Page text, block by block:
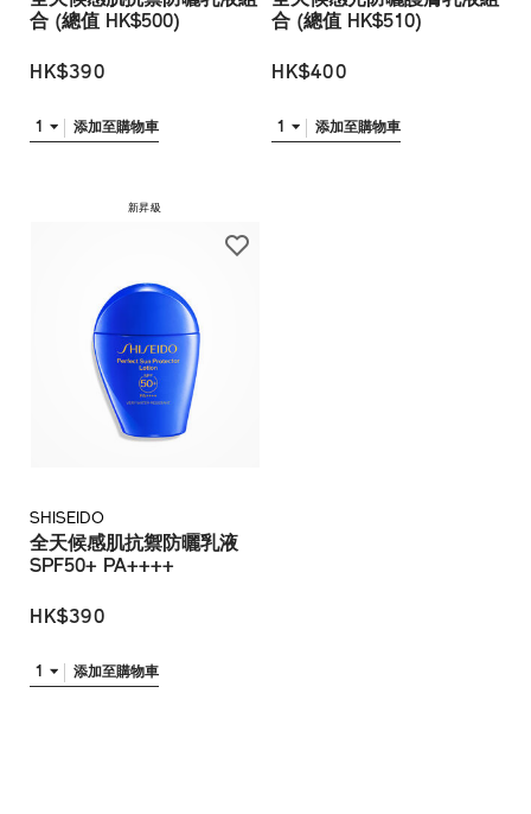
合 (總值 HK$500)
HK$390
1 添加至購物車
合 (總值 HK$510)
HK$400
1 添加至購物車
新昇級
SHISEIDO
全天候感肌抗禦防曬乳液
SPF50+ PA++++
HK$390
1 添加至購物車